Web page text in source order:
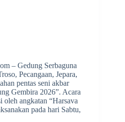
– Gedung Serbaguna
Pecangaan, Jepara,
pentas seni akbar
Gembira 2026”. Acara
oleh angkatan “Harsava
pada hari Sabtu,